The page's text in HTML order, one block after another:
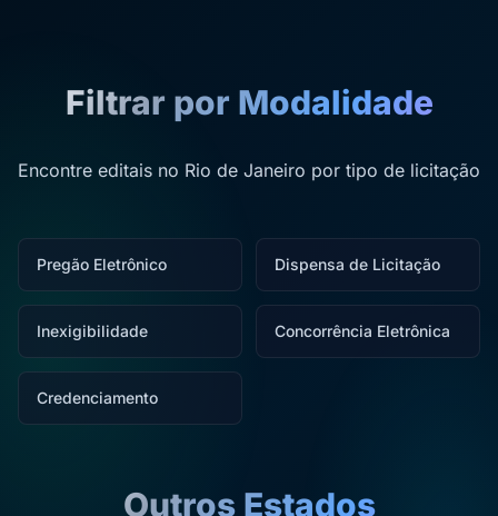
Filtrar por Modalidade
Encontre editais no Rio de Janeiro por tipo de licitação
Pregão Eletrônico Dispensa de Licitação
Inexigibilidade Concorrência Eletrônica
Credenciamento
Outros Estados